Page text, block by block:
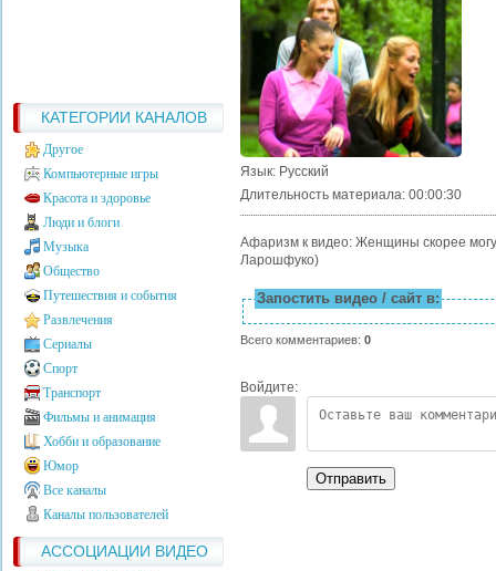
КАТЕГОРИИ КАНАЛОВ
Другое
Компьютерные игры
Красота и здоровье
Люди и блоги
Музыка
Общество
Путешествия и события
Развлечения
Сериалы
Спорт
Транспорт
Фильмы и анимация
Хобби и образование
Юмор
Все каналы
Каналы пользователей
АССОЦИАЦИИ ВИДЕО
Язык: Русский
Длительность материала: 00:00:30
Афаризм к видео: Женщины скорее
Ларошфуко)
Запостить видео / сайт в:
Всего комментариев: 0
Войдите:
Отправить